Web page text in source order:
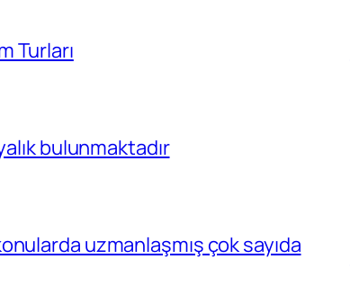
Turları
bulunmaktadır
uzmanlaşmış çok sayıda